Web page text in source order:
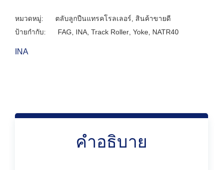
หมวดหมู่: ตลับลูกปืนแทรคโรลเลอร์
สินค้าขายดี
ป้ายกำกับ:
FAG INA Track Roller Yoke NATR40
INA
คำอธิบาย